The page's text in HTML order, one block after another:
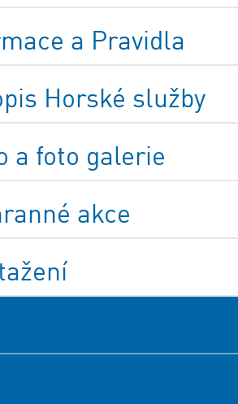
a Pravidla
Horské služby
a foto galerie
akce